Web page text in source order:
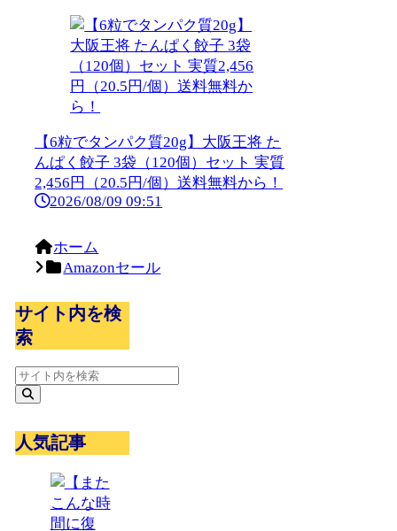
【6粒でタンパク質20g】大阪王将 た
んぱく餃子 3袋（120個）セット 実質
2,456円（20.5円/個）送料無料から！
2026/08/09 09:51
ホーム
Amazonセール
サイト内を検
索
人気記事